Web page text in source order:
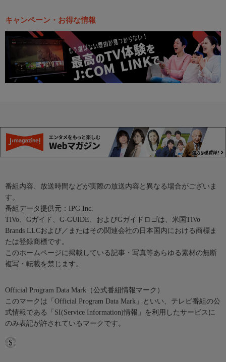
キャンペーン・お得な情報
番組内容、放送時間などが実際の放送内容と異なる場合がございま
す。
番組データ提供元：IPG Inc.
TiVo、Gガイド、G-GUIDE、およびGガイドロゴは、米国TiVo
Brands LLCおよび／またはその関連会社の日本国内における商標ま
たは登録商標です。
このホームページに掲載している記事・写真等あらゆる素材の無断
複写・転載を禁じます。
Official Program Data Mark（公式番組情報マーク）
このマークは「Official Program Data Mark」といい、テレビ番組の公
式情報である「SI(Service Information)情報」を利用したサービスに
のみ表記が許されているマークです。